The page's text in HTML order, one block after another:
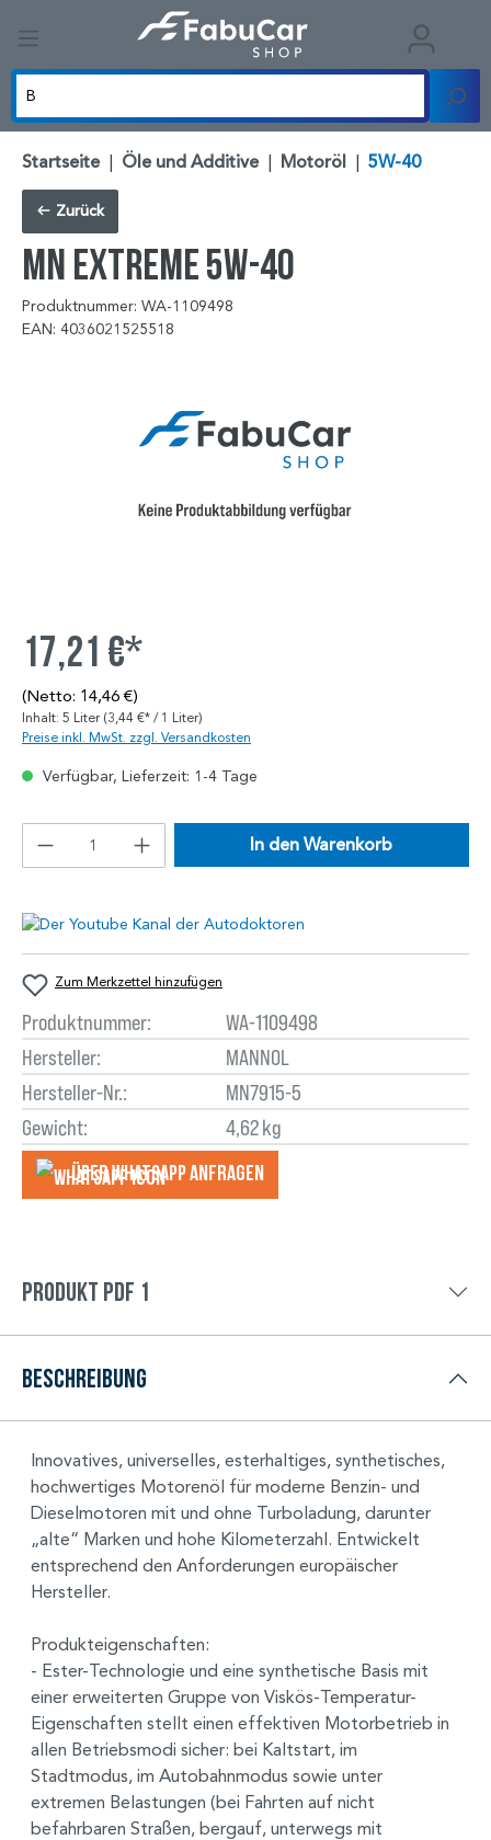
Startseite | Öle und Additive | Motoröl | 5W-40
Zurück
MN Extreme 5W-40
Produktnummer: WA-1109498
EAN: 4036021525518
17,21 €*
(Netto: 14,46 €)
Inhalt: 5 Liter (3,44 €* / 1 Liter)
Preise inkl. MwSt. zzgl. Versandkosten
Verfügbar, Lieferzeit: 1-4 Tage
In den Warenkorb
Zum Merkzettel hinzufügen
Produktnummer:
WA-1109498
Hersteller:
MANNOL
Hersteller-Nr.:
MN7915-5
Gewicht:
4,62 kg
Über WhatsApp anfragеn
Produkt PDF 1
Beschreibung
Innovatives, universelles, esterhaltiges, synthetisches,
hochwertiges Motorenöl für moderne Benzin- und
Dieselmotoren mit und ohne Turboladung, darunter
„alte“ Marken und hohe Kilometerzahl. Entwickelt
entsprechend den Anforderungen europäischer
Hersteller.
Produkteigenschaften:
- Ester-Technologie und eine synthetische Basis mit
einer erweiterten Gruppe von Viskös-Temperatur-
Eigenschaften stellt einen effektiven Motorbetrieb in
allen Betriebsmodi sicher: bei Kaltstart, im
Stadtmodus, im Autobahnmodus sowie unter
extremen Belastungen (bei Fahrten auf nicht
befahrbaren Straßen, bergauf, unterwegs mit